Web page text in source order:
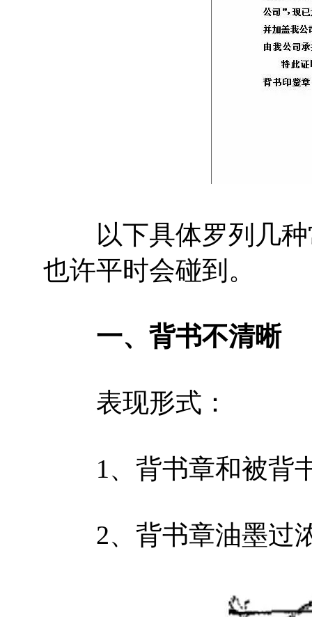
以下具体罗列几种
也许平时会碰到。
一、背书不清晰
表现形式：
1、背书章和被背书
2、背书章油墨过浓